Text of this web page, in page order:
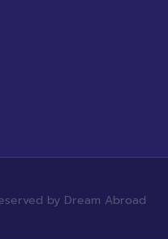
by Dream Abroad